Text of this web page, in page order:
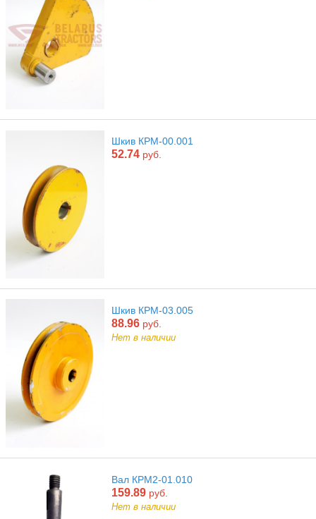
Шкив КРМ-00.001
52.74 руб.
Шкив КРМ-03.005
88.96 руб.
Нет в наличии
Вал КРМ2-01.010
159.89 руб.
Нет в наличии